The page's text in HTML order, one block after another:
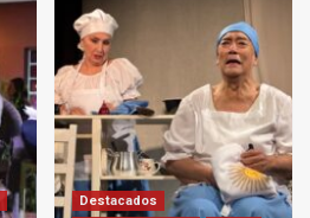
Destacados